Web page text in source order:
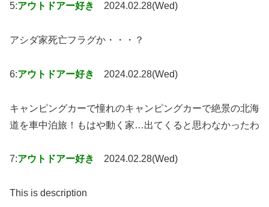
5:アウトドアー好き 2024.02.28(Wed)
アシダ家死亡フラグか・・・？
6:アウトドアー好き 2024.02.28(Wed)
キャンピングカーで憧れのキャンピングカーで絶景の北海
道を車中泊旅！もはや動く家…出てくると思わなかったわ
7:アウトドアー好き 2024.02.28(Wed)
This is description